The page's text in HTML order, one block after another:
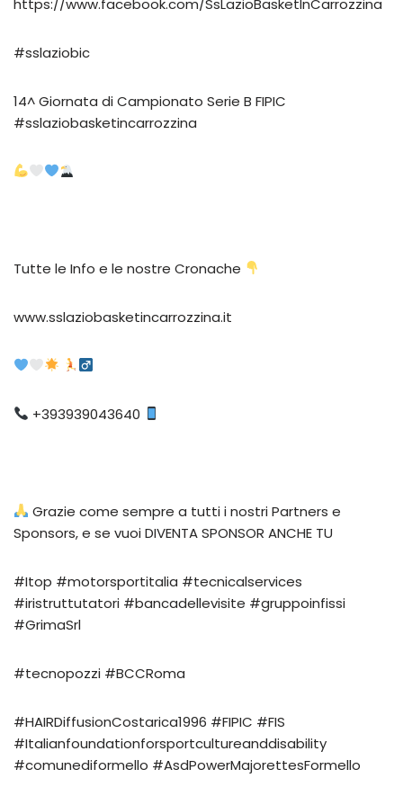
https://www.facebook.com/SsLazioBasketInCarrozzina
#sslaziobic
14^ Giornata di Campionato Serie B FIPIC
#sslaziobasketincarrozzina
Tutte le Info e le nostre Cronache
www.sslaziobasketincarrozzina.it
+393939043640
Grazie come sempre a tutti i nostri Partners e
Sponsors, e se vuoi DIVENTA SPONSOR ANCHE TU
#Itop #motorsportitalia #tecnicalservices
#iristruttutatori #bancadellevisite #gruppoinfissi
#GrimaSrl
#tecnopozzi #BCCRoma
#HAIRDiffusionCostarica1996 #FIPIC #FIS
#Italianfoundationforsportcultureanddisability
#comunediformello #AsdPowerMajorettesFormello